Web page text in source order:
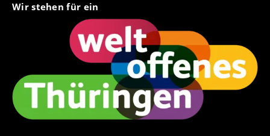
Wir stehen für ein